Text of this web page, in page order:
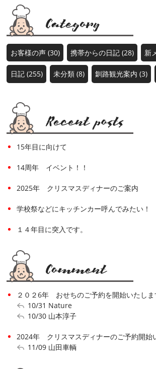
お客様の声 (30) 携帯からの日記 (28) 新
日記 (255) 未分類 (8) 釧路観光案内 (3)
15年目に向けて
14周年 イベント！！
2025年 クリスマスディナーのご案内
学校祭などにキッチンカー呼んでみたい！
１４年目に突入です。
２０２6年 おせちのご予約を開始いたしま
10/31 Nature
10/30 山本淳子
2024年 クリスマスディナーのご予約開始
11/09 山田車輌